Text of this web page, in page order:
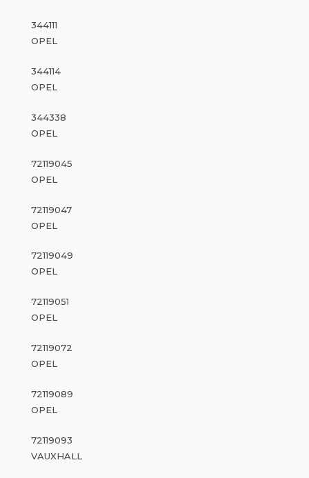
344111
OPEL
344114
OPEL
344338
OPEL
72119045
OPEL
72119047
OPEL
72119049
OPEL
72119051
OPEL
72119072
OPEL
72119089
OPEL
72119093
VAUXHALL